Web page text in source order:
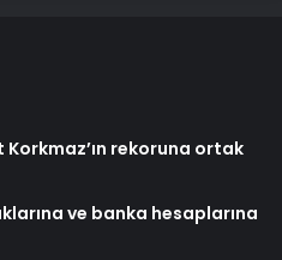
rekoruna ortak
ve banka hesaplarına